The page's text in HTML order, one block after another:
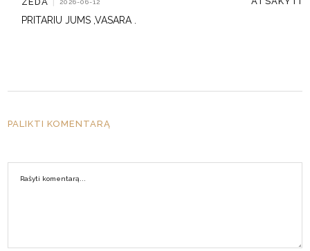
PRITARIU JUMS ,VASARA .
PALIKTI KOMENTARĄ